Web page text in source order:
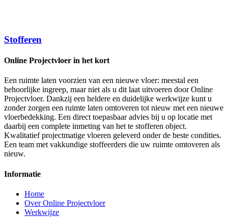
Stofferen
Online Projectvloer in het kort
Een ruimte laten voorzien van een nieuwe vloer: meestal een
behoorlijke ingreep, maar niet als u dit laat uitvoeren door Online
Projectvloer. Dankzij een heldere en duidelijke werkwijze kunt u
zonder zorgen een ruimte laten omtoveren tot nieuw met een nieuwe
vloerbedekking. Een direct toepasbaar advies bij u op locatie met
daarbij een complete inmeting van het te stofferen object.
Kwalitatief projectmatige vloeren geleverd onder de beste condities.
Een team met vakkundige stoffeerders die uw ruimte omtoveren als
nieuw.
Informatie
Home
Over Online Projectvloer
Werkwijze